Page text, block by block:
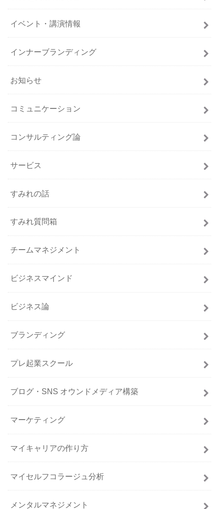
イベント・講演情報
インナーブランディング
お知らせ
コミュニケーション
コンサルティング論
サービス
すみれの話
すみれ質問箱
チームマネジメント
ビジネスマインド
ビジネス論
ブランディング
プレ起業スクール
ブログ・SNS オウンドメディア構築
マーケティング
マイキャリアの作り方
マイセルフコラージュ分析
メンタルマネジメント